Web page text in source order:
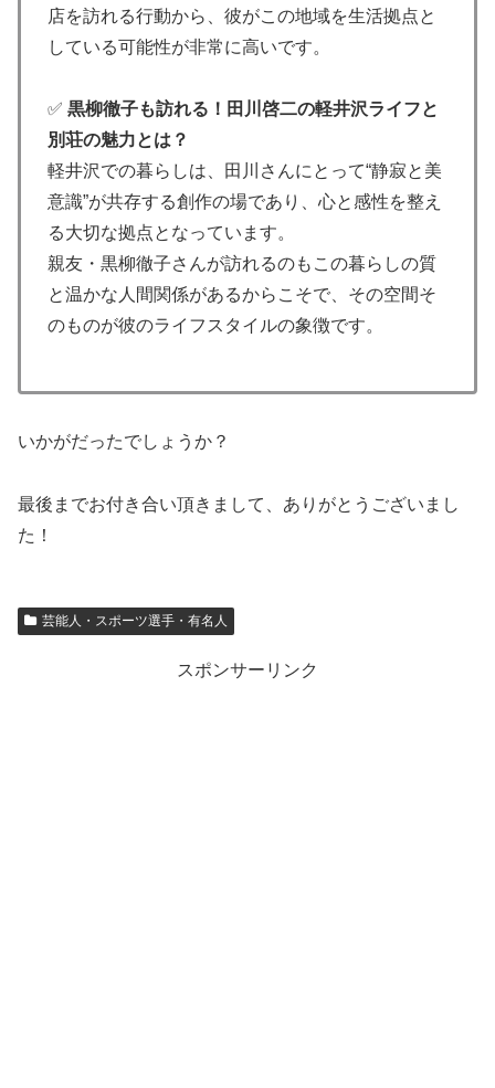
店を訪れる行動から、彼がこの地域を生活拠点と
している可能性が非常に高いです。
✅ 黒柳徹子も訪れる！田川啓二の軽井沢ライフと
別荘の魅力とは？
軽井沢での暮らしは、田川さんにとって“静寂と美
意識”が共存する創作の場であり、心と感性を整え
る大切な拠点となっています。
親友・黒柳徹子さんが訪れるのもこの暮らしの質
と温かな人間関係があるからこそで、その空間そ
のものが彼のライフスタイルの象徴です。
いかがだったでしょうか？
最後までお付き合い頂きまして、ありがとうございまし
た！
芸能人・スポーツ選手・有名人
スポンサーリンク